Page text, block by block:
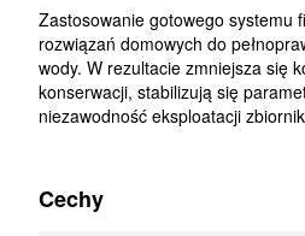
Zastosowanie gotowego systemu
rozwiązań domowych do
wody. W rezultacie zmniejsza się
konserwacji, stabilizują się
niezawodność eksploatacji
Cechy